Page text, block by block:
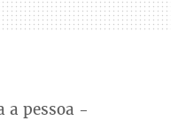
a pessoa -